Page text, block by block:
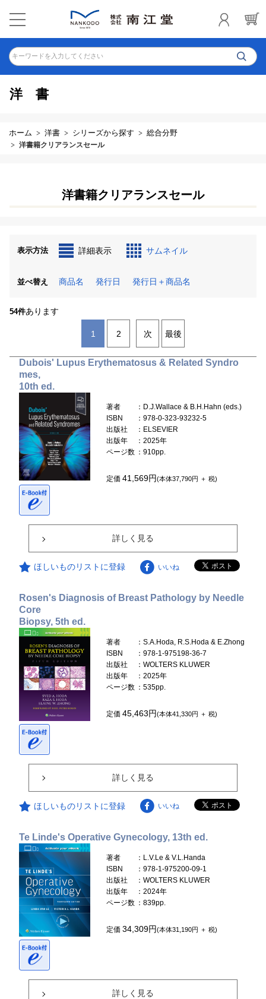
キーワードを入力してください
洋書
ホーム 洋書 シリーズから探す 総合分野
洋書籍クリアランスセール
洋書籍クリアランスセール
表示方法 詳細表示 サムネイル
並べ替え 商品名 発行日 発行日＋商品名
54件あります
1 2 次 最後
Dubois' Lupus Erythematosus & Related Syndro
mes,
10th ed.
著者
：D.J.Wallace & B.H.Hahn (eds.)
ISBN
：978-0-323-93232-5
出版社
：ELSEVIER
出版年
：2025年
ページ数 ：910pp.
定価41,569円(本体37,790円 ＋ 税)
詳しく見る
ほしいものリストに登録 いいね
Rosen's Diagnosis of Breast Pathology by Needle
Core
Biopsy, 5th ed.
著者
：S.A.Hoda, R.S.Hoda & E.Zhong
ISBN
：978-1-975198-36-7
出版社
：WOLTERS KLUWER
出版年
：2025年
ページ数 ：535pp.
定価45,463円(本体41,330円 ＋ 税)
詳しく見る
ほしいものリストに登録 いいね
Te Linde's Operative Gynecology, 13th ed.
著者
：L.V.Le & V.L.Handa
ISBN
：978-1-975200-09-1
出版社
：WOLTERS KLUWER
出版年
：2024年
ページ数 ：839pp.
定価34,309円(本体31,190円 ＋ 税)
詳しく見る